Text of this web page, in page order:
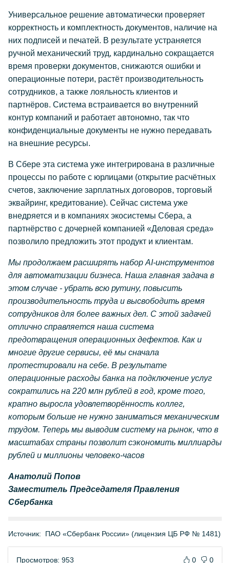
Универсальное решение автоматически проверяет
корректность и комплектность документов, наличие на
них подписей и печатей. В результате устраняется
ручной механический труд, кардинально сокращается
время проверки документов, снижаются ошибки и
операционные потери, растёт производительность
сотрудников, а также лояльность клиентов и
партнёров. Система встраивается во внутренний
контур компаний и работает автономно, так что
конфиденциальные документы не нужно передавать
на внешние ресурсы.
В Сбере эта система уже интегрирована в различные
процессы по работе с юрлицами (открытие расчётных
счетов, заключение зарплатных договоров, торговый
эквайринг, кредитование). Сейчас система уже
внедряется и в компаниях экосистемы Сбера, а
партнёрство с дочерней компанией «Деловая среда»
позволило предложить этот продукт и клиентам.
Мы продолжаем расширять набор AI-инструментов
для автоматизации бизнеса. Наша главная задача в
этом случае - убрать всю рутину, повысить
производительность труда и высвободить время
сотрудников для более важных дел. С этой задачей
отлично справляется наша система
предотвращения операционных дефектов. Как и
многие другие сервисы, её мы сначала
протестировали на себе. В результате
операционные расходы банка на подключение услуг
сократились на 220 млн рублей в год, кроме того,
кратно выросла удовлетворённость коллег,
которым больше не нужно заниматься механическим
трудом. Теперь мы выводим систему на рынок, что в
масштабах страны позволит сэкономить миллиарды
рублей и миллионы человеко-часов
Анатолий Попов
Заместитель Председателя Правления
Сбербанка
Источник: ПАО «Сбербанк России» (лицензия ЦБ РФ № 1481)
Просмотров: 953 0 0